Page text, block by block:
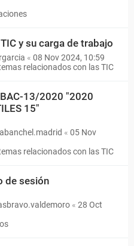
y su carga de trabajo
rgarcia « 08 Nov 2024, 10:59
relacionados con las TIC
13/2020 "2020
15"
« 05 Nov
relacionados con las TIC
de sesión
« 28 Oct